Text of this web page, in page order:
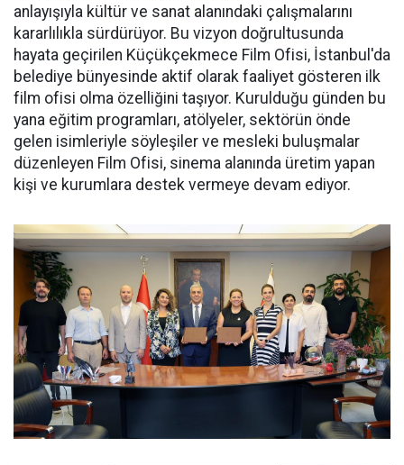
anlayışıyla kültür ve sanat alanındaki çalışmalarını
kararlılıkla sürdürüyor. Bu vizyon doğrultusunda
hayata geçirilen Küçükçekmece Film Ofisi, İstanbul'da
belediye bünyesinde aktif olarak faaliyet gösteren ilk
film ofisi olma özelliğini taşıyor. Kurulduğu günden bu
yana eğitim programları, atölyeler, sektörün önde
gelen isimleriyle söyleşiler ve mesleki buluşmalar
düzenleyen Film Ofisi, sinema alanında üretim yapan
kişi ve kurumlara destek vermeye devam ediyor.